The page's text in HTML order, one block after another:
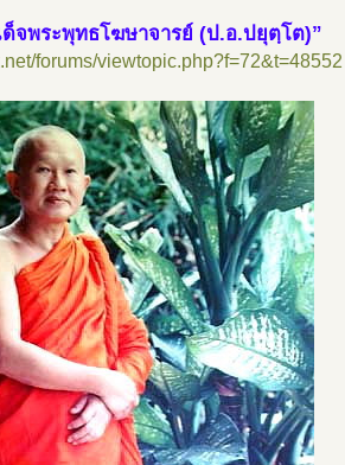
forums/viewtopic.php?f=72&t=48552